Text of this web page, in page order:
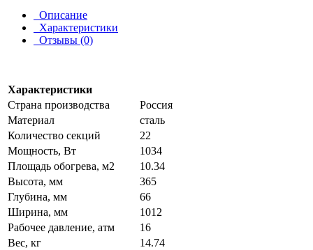
Описание
Характеристики
Отзывы (0)
Характеристики
Страна производства
Россия
Материал
сталь
Количество секций
22
Мощность, Вт
1034
Площадь обогрева, м2
10.34
Высота, мм
365
Глубина, мм
66
Ширина, мм
1012
Рабочее давление, атм
16
Вес, кг
14.74